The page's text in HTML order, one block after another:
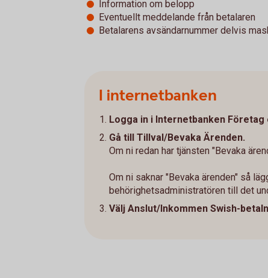
Information om belopp
Eventuellt meddelande från betalaren
Betalarens avsändarnummer delvis
I internetbanken
Logga in i Internetbanken Företag
Gå till Tillval/Bevaka Ärenden.
Om ni redan har tjänsten "Bevaka
Om ni saknar "Bevaka ärenden" så
behörighetsadministratören till det
Välj Anslut/Inkommen Swish-